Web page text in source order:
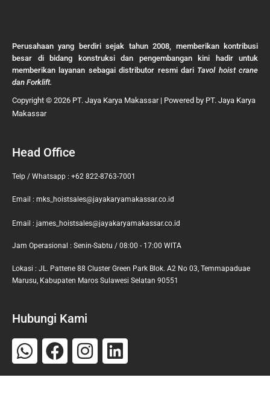
Perusahaan yang berdiri sejak tahun 2008, memberikan kontribusi
besar di bidang konstruksi dan pengembangan kini hadir untuk
memberikan layanan sebagai distributor resmi dari Tavol hoist crane
dan Forklift.
Copyright © 2026 PT. Jaya Karya Makassar | Powered by PT. Jaya Karya
Makassar
Head Office
Telp / Whatsapp : +62 822-8763-7001
Email : mks_hoistsales@jayakaryamakassar.co.id
Email : james_hoistsales@jayakaryamakassar.co.id
Jam Operasional : Senin-Sabtu / 08:00 - 17:00 WITA
Lokasi : JL. Pattene 88 Cluster Green Park Blok. A2 No 03, Temmapaduae
Marusu, Kabupaten Maros Sulawesi Selatan 90551
Hubungi Kami
Whatsapp
Facebook
Instagram
Linkedin